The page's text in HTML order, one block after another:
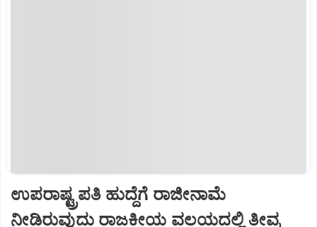
ಉಪರಾಷ್ಟ್ರಪತಿ ಹುದ್ದೆಗೆ ರಾಜೀನಾಮೆ
ನೀಡಿರುವುದು ರಾಜಕೀಯ ವಲಯದಲ್ಲಿ ತೀವ್ರ